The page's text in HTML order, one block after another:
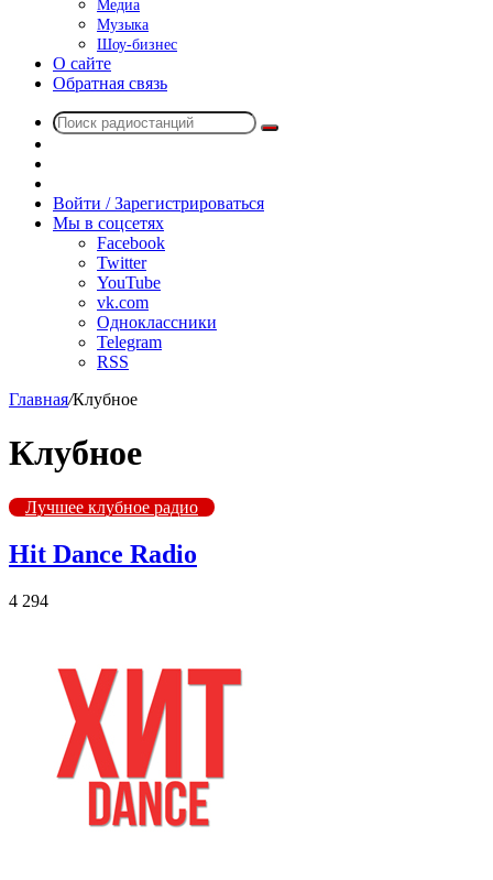
Медиа
Музыка
Шоу-бизнес
О сайте
Обратная связь
Поиск
радио
Войти / Зарегистрироваться
Мы в соцсетях
Facebook
Twitter
YouTube
vk.com
Одноклассники
Telegram
RSS
Главная/Клубное
Клубное
Лучшее клубное радио
Hit Dance Radio
4 294